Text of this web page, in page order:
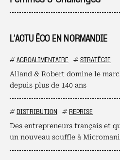
L’ACTU ÉCO EN NORMANDIE
# AGROALIMENTAIRE # STRATÉGIE
Alland & Robert domine le
depuis plus de 140 ans
# DISTRIBUTION # REPRISE
Des entrepreneurs français et
un nouveau souffle à